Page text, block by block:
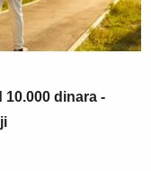
dinara -